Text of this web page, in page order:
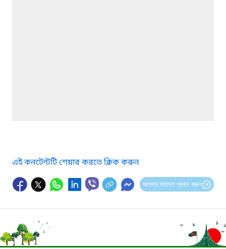
এই কনটেন্টটি শেয়ার করতে ক্লিক করুন
আপনার মতামত প্রদান করুন